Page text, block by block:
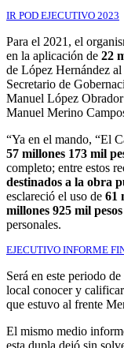
IR POD EJECUTIVO 2023
Para el 2021, el
en la aplicación de 22
de López Hernández
Secretario de
Manuel López
Manuel Merino
“Ya en el mando, “El
57 millones 173 mil
completo; entre estos
destinados a la obra
esclareció el uso de 61
millones 925 mil pesos
personales.
EJECUTIVO INFORME
Será en este periodo
local conocer y
que estuvo al frente
El mismo medio